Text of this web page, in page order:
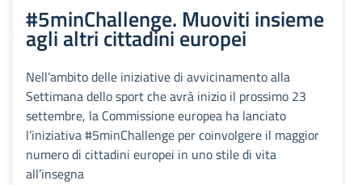
#5minChallenge. Muoviti insieme
agli altri cittadini europei
Nell’ambito delle iniziative di avvicinamento alla
Settimana dello sport che avrà inizio il prossimo 23
settembre, la Commissione europea ha lanciato
l’iniziativa #5minChallenge per coinvolgere il maggior
numero di cittadini europei in uno stile di vita
all’insegna